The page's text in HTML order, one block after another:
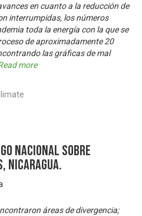
en cuanto a la reducción de
interrumpidas, los números
toda la energía con la que se
de aproximadamente 20
las gráficas de mal
more
Nacional sobre
Nicaragua.
áreas de divergencia;